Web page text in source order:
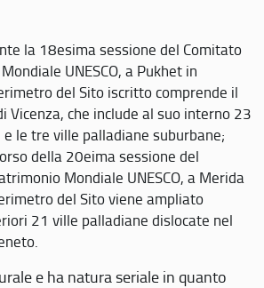
la 18esima sessione del Comitato
UNESCO, a Pukhet in
del Sito iscritto comprende il
Vicenza, che include al suo interno 23
le tre ville palladiane suburbane;
della 20eima sessione del
Mondiale UNESCO, a Merida
del Sito viene ampliato
21 ville palladiane dislocate nel
e ha natura seriale in quanto